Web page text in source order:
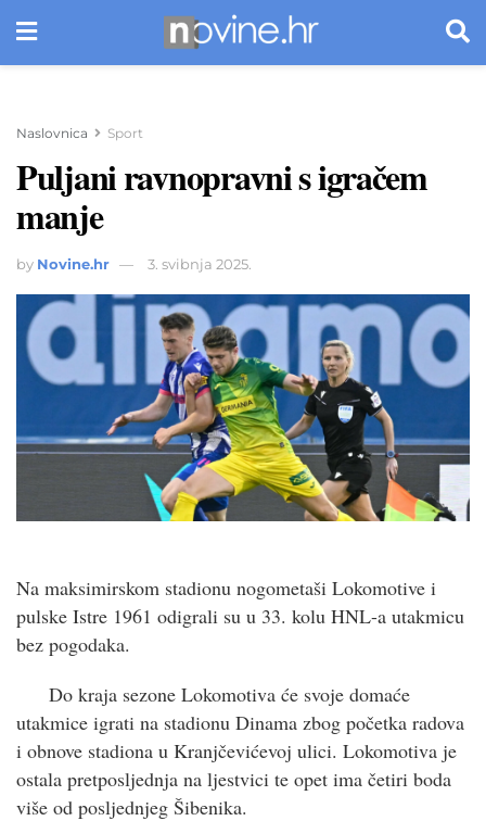
Naslovnica Sport
Puljani ravnopravni s igračem
manje
by Novine.hr 3. svibnja 2025.
Na maksimirskom stadionu nogometaši Lokomotive i
pulske Istre 1961 odigrali su u 33. kolu HNL-a utakmicu
bez pogodaka.
Do kraja sezone Lokomotiva će svoje domaće
utakmice igrati na stadionu Dinama zbog početka radova
i obnove stadiona u Kranjčevićevoj ulici. Lokomotiva je
ostala pretposljednja na ljestvici te opet ima četiri boda
više od posljednjeg Šibenika.